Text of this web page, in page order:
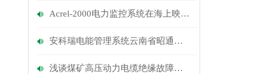
Acrel-2000电力监控系统在海上映像休闲广场（西云楼）的应用
安科瑞电能管理系统云南省昭通市北部新区医院的应用
浅谈煤矿高压动力电缆绝缘故障系统的研究